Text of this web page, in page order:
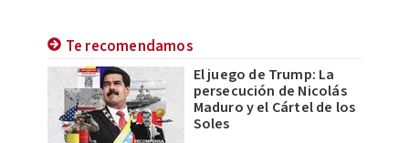
Te recomendamos
El juego de Trump: La
persecución de Nicolás
Maduro y el Cártel de los
Soles